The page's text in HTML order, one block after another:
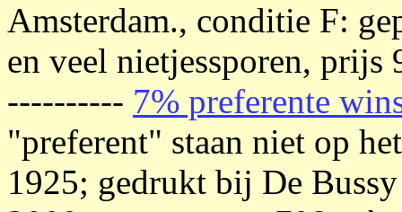
Amsterdam., conditie F:
en veel nietjessporen, prijs
---------- 7% preferente
"preferent" staan niet op
1925; gedrukt bij De